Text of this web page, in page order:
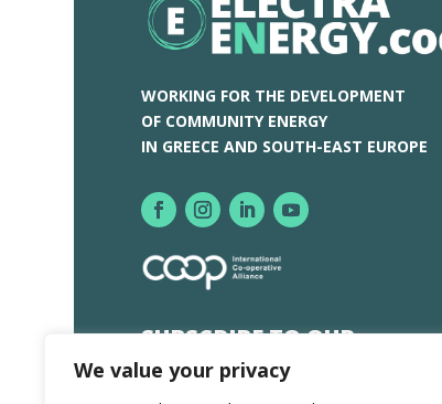
We value your privacy
WORKING FOR THE DEVELOPMENT
OF COMMUNITY ENERGY
IN GREECE AND SOUTH-EAST EUROPE
SUBSCRIBE TO OUR
NEWSLETTER